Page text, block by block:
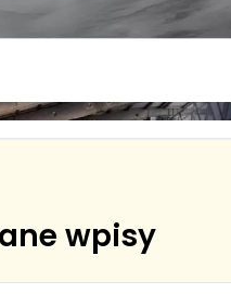
wpisy